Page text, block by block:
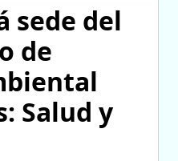
sede del
de
Salud y